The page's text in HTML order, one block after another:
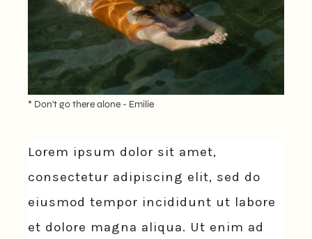
* Don't go there alone - Emilie
Lorem ipsum dolor sit amet,
consectetur adipiscing elit, sed do
eiusmod tempor incididunt ut labore
et dolore magna aliqua. Ut enim ad